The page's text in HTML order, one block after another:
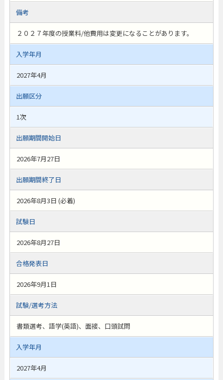
備考
２０２７年度の授業料/他費用は変更になることがあります。
入学年月
2027年4月
出願区分
1次
出願期間開始日
2026年7月27日
出願期間終了日
2026年8月3日 (必着)
試験日
2026年8月27日
合格発表日
2026年9月1日
試験/選考方法
書類選考、語学(英語)、面接、口頭試問
入学年月
2027年4月